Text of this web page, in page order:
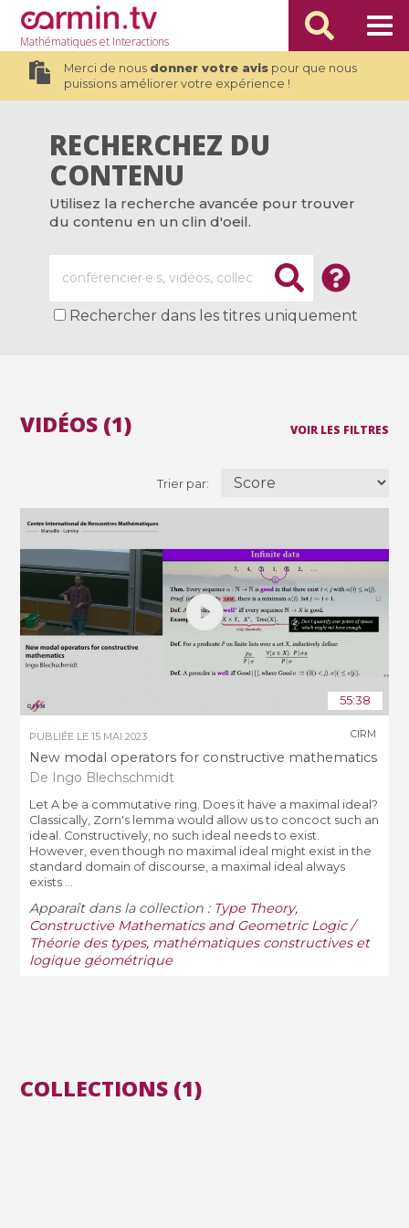
Mathématiqueset Interactions
Merci de nous donner votre avispour que nous
puissions améliorer votre expérience !
RECHERCHEZ DU
CONTENU
Utilisez la recherche avancée pour trouver
du contenu en un clin d'oeil.
Rechercher dans les titres uniquement
VOIR LES FILTRES
Trier par:
VIDÉOS (1)
55:38
PUBLIÉE LE15 MAI 2023
New modal operators for constructive mathematics
De Ingo Blechschmidt
CIRM
Let A be a commutative ring. Does it have a maximal ideal?
Classically, Zorn's lemma would allow us to concoct such an
ideal. Constructively, no such ideal needs to exist.
However, even though no maximal ideal might exist in the
standard domain of discourse, a maximal ideal always
exists ...
Apparaît dans la collection : Type Theory,
Constructive Mathematics and Geometric Logic /
Théorie des types, mathématiques constructives et
logique géométrique
COLLECTIONS (1)